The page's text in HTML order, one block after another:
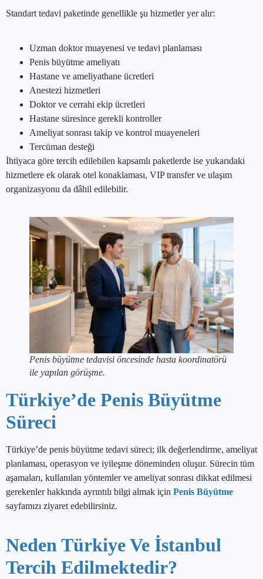
Standart tedavi paketinde genellikle şu hizmetler yer alır:
Uzman doktor muayenesi ve tedavi planlaması
Penis büyütme ameliyatı
Hastane ve ameliyathane ücretleri
Anestezi hizmetleri
Doktor ve cerrahi ekip ücretleri
Hastane süresince gerekli kontroller
Ameliyat sonrası takip ve kontrol muayeneleri
Tercüman desteği
İhtiyaca göre tercih edilebilen kapsamlı paketlerde ise yukarıdaki
hizmetlere ek olarak otel konaklaması, VIP transfer ve ulaşım
organizasyonu da dâhil edilebilir.
Penis büyütme tedavisi öncesinde hasta koordinatörü
ile yapılan görüşme.
Türkiye’de Penis Büyütme
Süreci
Türkiye’de penis büyütme tedavi süreci; ilk değerlendirme, ameliyat
planlaması, operasyon ve iyileşme döneminden oluşur. Sürecin tüm
aşamaları, kullanılan yöntemler ve ameliyat sonrası dikkat edilmesi
gerekenler hakkında ayrıntılı bilgi almak için Penis Büyütme
sayfamızı ziyaret edebilirsiniz.
Neden Türkiye Ve İstanbul
Tercih Edilmektedir?